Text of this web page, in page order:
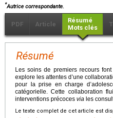
*Autrice correspondante.
PDF Article
Résumé
Mots clés
Résumé
Les soins de premiers recours
explore les attentes d’une
pour la prise en charge
catégorielle. Cette collaboration
interventions précoces via les
Le texte complet de cet article est